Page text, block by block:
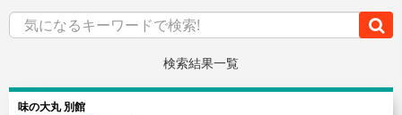
検索結果一覧
味の大丸 別館